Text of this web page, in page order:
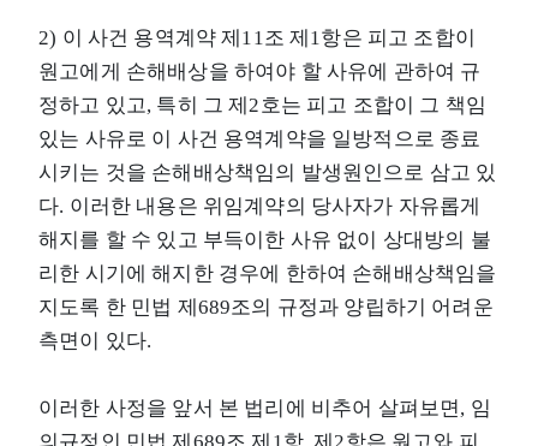
2) 이 사건 용역계약 제11조 제1항은 피고 조합이
원고에게 손해배상을 하여야 할 사유에 관하여 규
정하고 있고, 특히 그 제2호는 피고 조합이 그 책임
있는 사유로 이 사건 용역계약을 일방적으로 종료
시키는 것을 손해배상책임의 발생원인으로 삼고 있
다. 이러한 내용은 위임계약의 당사자가 자유롭게
해지를 할 수 있고 부득이한 사유 없이 상대방의 불
리한 시기에 해지한 경우에 한하여 손해배상책임을
지도록 한 민법 제689조의 규정과 양립하기 어려운
측면이 있다.
이러한 사정을 앞서 본 법리에 비추어 살펴보면, 임
의규정인 민법 제689조 제1항, 제2항은 원고와 피